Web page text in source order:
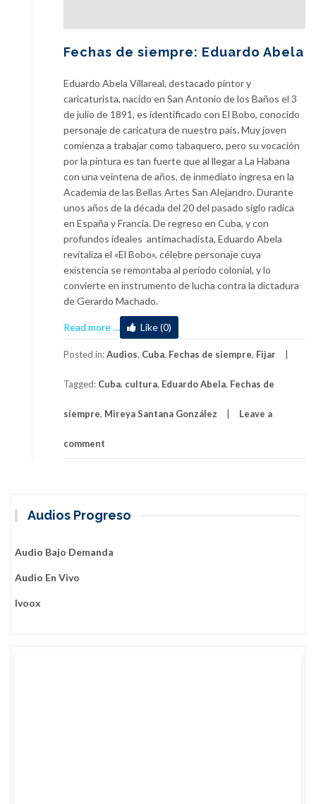
Fechas de siempre: Eduardo Abela
Eduardo Abela Villareal, destacado pintor y
caricaturista, nacido en San Antonio de los Baños el 3
de julio de 1891, es identificado con El Bobo, conocido
personaje de caricatura de nuestro país. Muy joven
comienza a trabajar como tabaquero, pero su vocación
por la pintura es tan fuerte que al llegar a La Habana
con una veintena de años, de inmediato ingresa en la
Academia de las Bellas Artes San Alejandro. Durante
unos años de la década del 20 del pasado siglo radica
en España y Francia. De regreso en Cuba, y con
profundos ideales antimachadista, Eduardo Abela
revitaliza el «El Bobo», célebre personaje cuya
existencia se remontaba al período colonial, y lo
convierte en instrumento de lucha contra la dictadura
de Gerardo Machado.
Read more
about
Fechas
de
Eduardo
… Like (0)
Posted in:Audios, Cuba, Fechas de siempre, Fijar
Tagged: Cuba, cultura, Eduardo Abela, Fechas de
siempre, Mireya Santana González Leave a
comment
Audios Progreso
Audio Bajo Demanda
Audio En Vivo
Ivoox